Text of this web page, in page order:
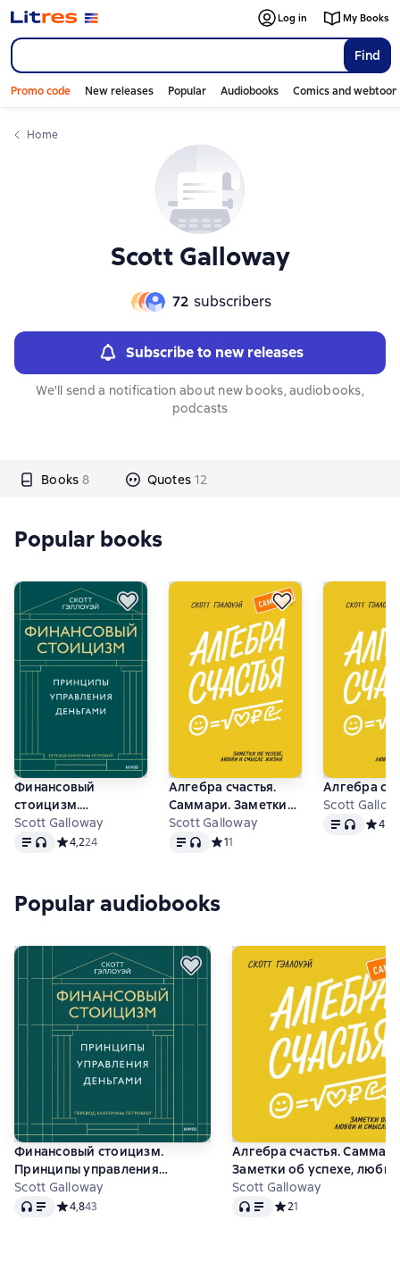
Find
Log in My Books
Promo code New releases Popular Audiobooks Comics and
Home
Scott Galloway
72 subscribers
Subscribe to new releases
We'll send a notification about new books, audiobooks,
podcasts
Books 8 Quotes 12
Слайдер с книгами
Popular books
Финансовый
стоицизм.
Принципы
управления
Scott Galloway
Text, audio format available
Средний рейтинг 4,2 на основе 24 оценок
4,224
Алгебра счастья.
Саммари. Заметки
об успехе, любви и
смысле жизни
Scott Galloway
Text, audio format available
Средний рейтинг 1 на основе 1
11
Алгебра
Scott
Text, audio4
Слайдер с книгами
Popular audiobooks
Финансовый стоицизм.
Принципы управления
деньгами
Scott Galloway
Audio Средний рейтинг 4,8 на основе 43 оценок
4,843
Алгебра счастья.
Заметки об успехе,
смысле жизни
Scott Galloway
Audio Средний рейтинг 2 на
21